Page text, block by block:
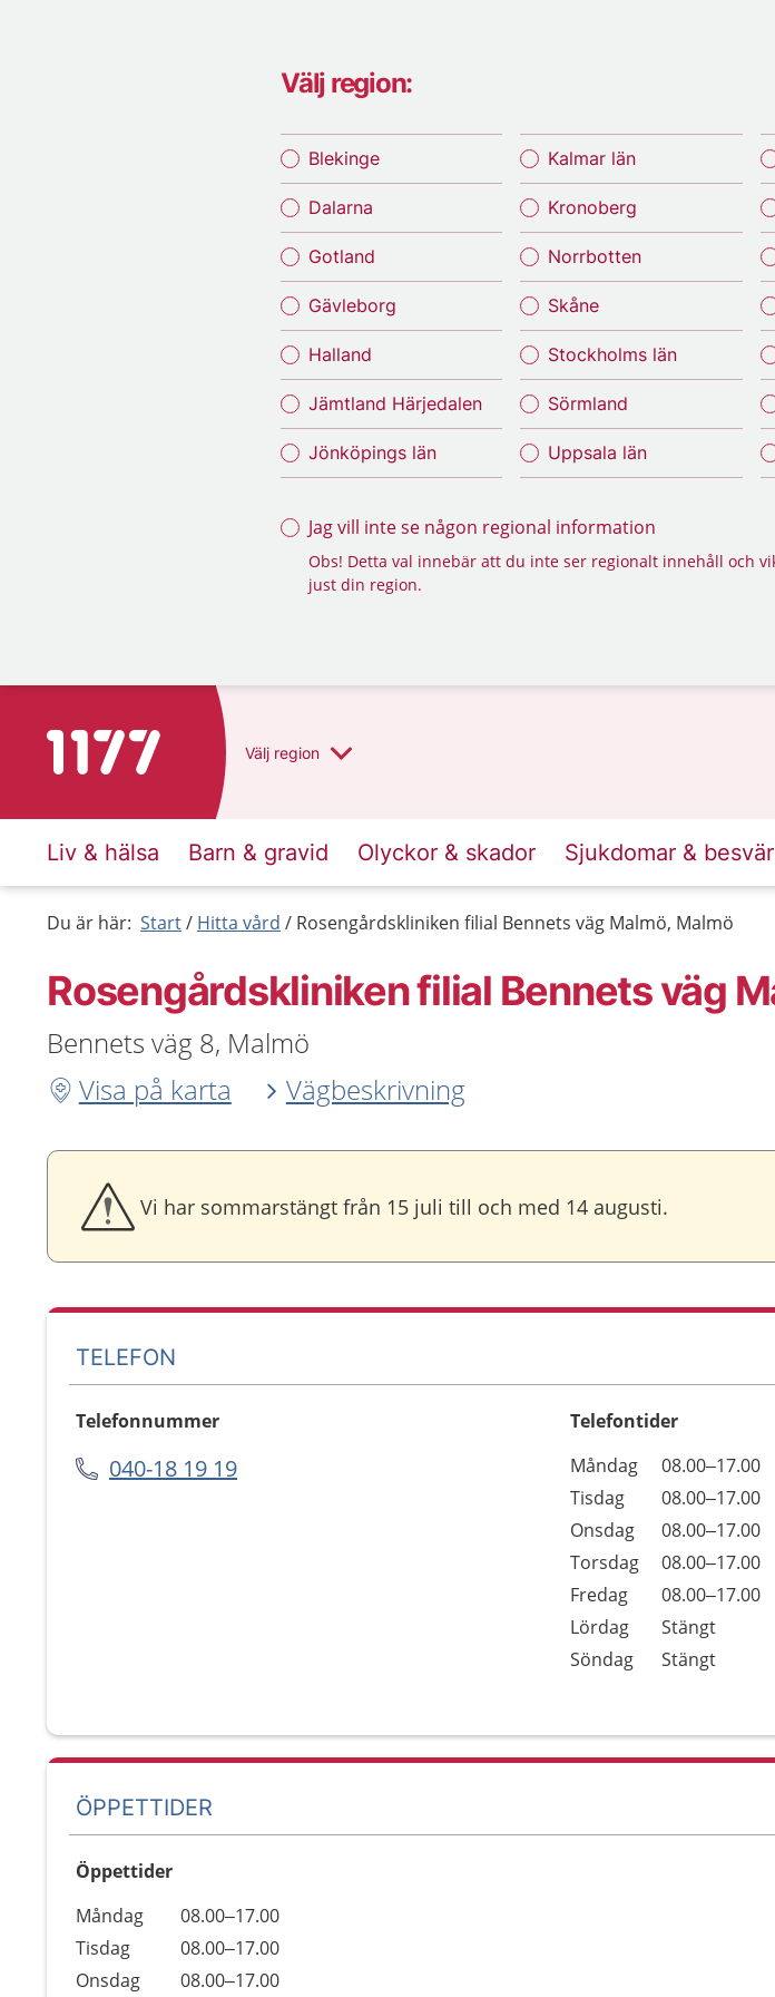
Välj region:
Blekinge
Dalarna
Gotland
Gävleborg
Halland
Jämtland Härjedalen
Jönköpings län
Kalmar län
Kronoberg
Norrbotten
Skåne
Stockholms län
Sörmland
Uppsala län
Jag vill inte se någon regional information
Obs! Detta val innebär att du inte ser regionalt innehåll och
just din region.
Till startsidan för 1177 Välj region
Liv & hälsa Barn & gravid Olyckor & skador Sjukdomar & besvär
Du är här: Start Hitta vård Rosengårdskliniken filial Bennets väg Malmö, Malmö
Rosengårdskliniken filial Bennets väg
Bennets väg 8, Malmö
Visa på karta
Vägbeskrivning
Vi har sommarstängt från 15 juli till och med 14 augusti.
TELEFON
Telefonnummer
040-18 19 19
Telefontider
Dag
Öppettider
Kommentarer
Måndag
08.00–17.00
Tisdag
08.00–17.00
Onsdag
08.00–17.00
Torsdag
08.00–17.00
Fredag
08.00–17.00
Lördag
Stängt
Söndag
Stängt
ÖPPETTIDER
Öppettider
Dag
Öppettider
Kommentarer
Måndag
08.00–17.00
Tisdag
08.00–17.00
Onsdag
08.00–17.00